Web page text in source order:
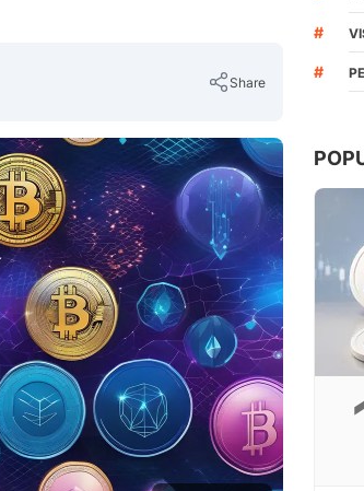
Share
Copy Link
#
#